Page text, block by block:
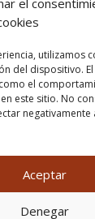
el
utilizamos
del dispositivo.
el
este sitio. No
negativamente
Aceptar
Denegar
Concierto
gdlr_button]